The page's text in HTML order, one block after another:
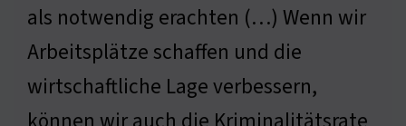
als notwendig erachten (…) Wenn wir
Arbeitsplätze schaffen und die
wirtschaftliche Lage verbessern,